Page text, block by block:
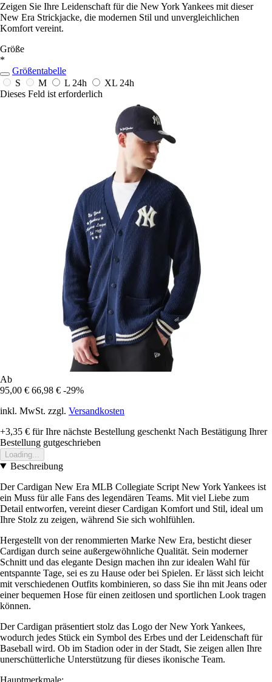
Zeigen Sie Ihre Leidenschaft für die New York Yankees mit dieser
New Era Strickjacke, die modernen Stil und unvergleichlichen
Komfort vereint.
Größe
*
Größentabelle
S
M L 24h XL 24h
Dieses Feld ist erforderlich
Ab
95,00 € 66,98 € -29%
inkl. MwSt. zzgl. Versandkosten
+3,35 € für Ihre nächste Bestellung geschenkt Nach Bestätigung Ihrer
Bestellung gutgeschrieben
Loading...
Beschreibung
Der Cardigan New Era MLB Collegiate Script New York Yankees ist
ein Muss für alle Fans des legendären Teams. Mit viel Liebe zum
Detail entworfen, vereint dieser Cardigan Komfort und Stil, ideal um
Ihre Stolz zu zeigen, während Sie sich wohlfühlen.
Hergestellt von der renommierten Marke New Era, besticht dieser
Cardigan durch seine außergewöhnliche Qualität. Sein moderner
Schnitt und das elegante Design machen ihn zur idealen Wahl für
entspannte Tage, sei es zu Hause oder bei Spielen. Er lässt sich leicht
mit verschiedenen Outfits kombinieren, so dass Sie ihn mit Jeans oder
einer bequemen Hose für einen zeitlosen und sportlichen Look tragen
können.
Der Cardigan präsentiert stolz das Logo der New York Yankees,
wodurch jedes Stück ein Symbol des Erbes und der Leidenschaft für
Baseball wird. Ob im Stadion oder in der Stadt, Sie zeigen allen Ihre
unerschütterliche Unterstützung für dieses ikonische Team.
Hauptmerkmale: